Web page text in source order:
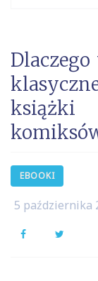
książki
EBOOKI
5 października
Facebook